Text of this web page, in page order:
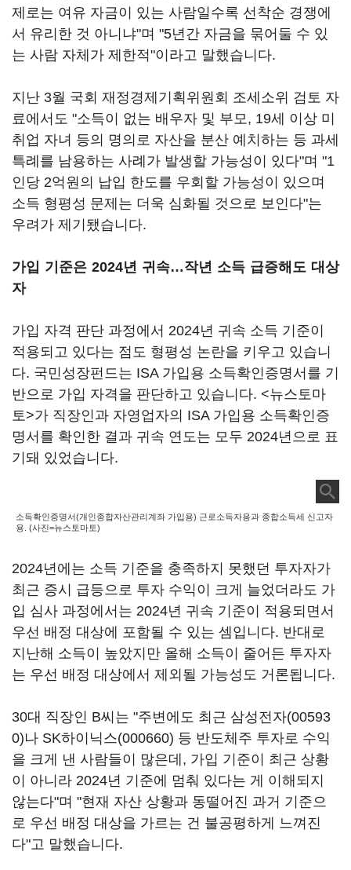
제로는 여유 자금이 있는 사람일수록 선착순 경쟁에
서 유리한 것 아니냐"며 "5년간 자금을 묶어둘 수 있
는 사람 자체가 제한적"이라고 말했습니다.
지난 3월 국회 재정경제기획위원회 조세소위 검토 자
료에서도 "소득이 없는 배우자 및 부모, 19세 이상 미
취업 자녀 등의 명의로 자산을 분산 예치하는 등 과세
특례를 남용하는 사례가 발생할 가능성이 있다"며 "1
인당 2억원의 납입 한도를 우회할 가능성이 있으며
소득 형평성 문제는 더욱 심화될 것으로 보인다"는
우려가 제기됐습니다.
가입 기준은 2024년 귀속…작년 소득 급증해도 대상
자
가입 자격 판단 과정에서 2024년 귀속 소득 기준이
적용되고 있다는 점도 형평성 논란을 키우고 있습니
다. 국민성장펀드는 ISA 가입용 소득확인증명서를 기
반으로 가입 자격을 판단하고 있습니다. <뉴스토마
토>가 직장인과 자영업자의 ISA 가입용 소득확인증
명서를 확인한 결과 귀속 연도는 모두 2024년으로 표
기돼 있었습니다.
소득확인증명서(개인종합자산관리계좌 가입용) 근로소득자용과 종합소득세 신고자
용. (사진=뉴스토마토)
2024년에는 소득 기준을 충족하지 못했던 투자자가
최근 증시 급등으로 투자 수익이 크게 늘었더라도 가
입 심사 과정에서는 2024년 귀속 기준이 적용되면서
우선 배정 대상에 포함될 수 있는 셈입니다. 반대로
지난해 소득이 높았지만 올해 소득이 줄어든 투자자
는 우선 배정 대상에서 제외될 가능성도 거론됩니다.
30대 직장인 B씨는 "주변에도 최근 삼성전자(00593
0)나 SK하이닉스(000660) 등 반도체주 투자로 수익
을 크게 낸 사람들이 많은데, 가입 기준이 최근 상황
이 아니라 2024년 기준에 멈춰 있다는 게 이해되지
않는다"며 "현재 자산 상황과 동떨어진 과거 기준으
로 우선 배정 대상을 가르는 건 불공평하게 느껴진
다"고 말했습니다.